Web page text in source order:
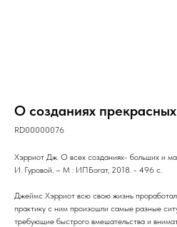
О созданиях
RD00000076
Хэрриот Дж. О всех созданиях- больших и
И. Гуровой. – М : ИПБогат, 2018. - 496 c.
Джеймс Хэрриот всю свою жизнь
практику с ним произошли самые разные
требующие быстрого вмешательства и